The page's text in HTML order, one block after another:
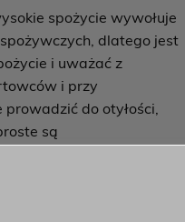
spożycie wywołuje
dlatego jest
i uważać z
i przy
do otyłości,
są
kierując się
eliminowanie słodkich